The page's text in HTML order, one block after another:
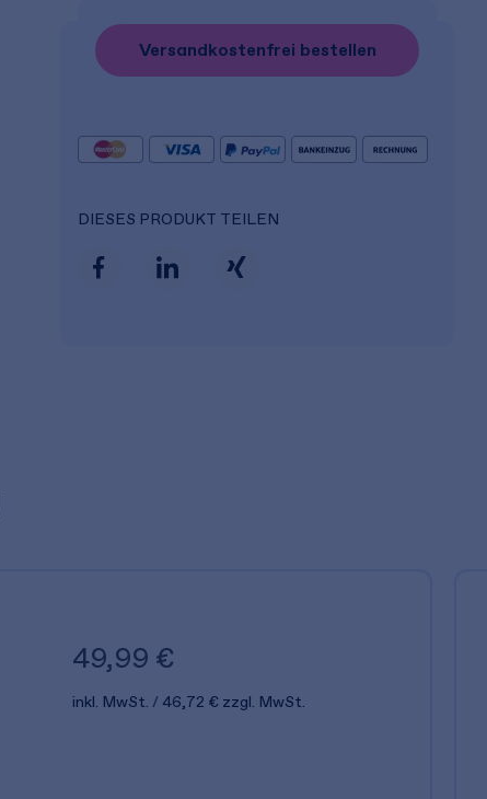
Versandkostenfrei bestellen
DIESES PRODUKT TEILEN
49,99 €
inkl. MwSt. 46,72 € zzgl. MwSt.